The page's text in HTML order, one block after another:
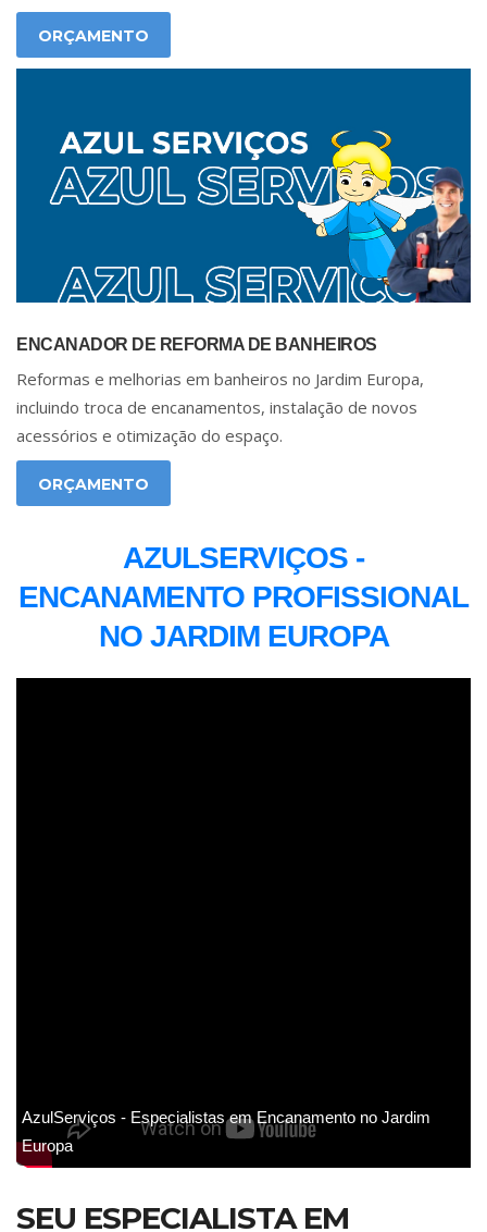
ORÇAMENTO
ENCANADOR DE REFORMA DE BANHEIROS
Reformas e melhorias em banheiros no Jardim Europa,
incluindo troca de encanamentos, instalação de novos
acessórios e otimização do espaço.
ORÇAMENTO
AZULSERVIÇOS -
ENCANAMENTO PROFISSIONAL
NO JARDIM EUROPA
AzulServiços - Especialistas em Encanamento no Jardim
Europa
SEU ESPECIALISTA EM